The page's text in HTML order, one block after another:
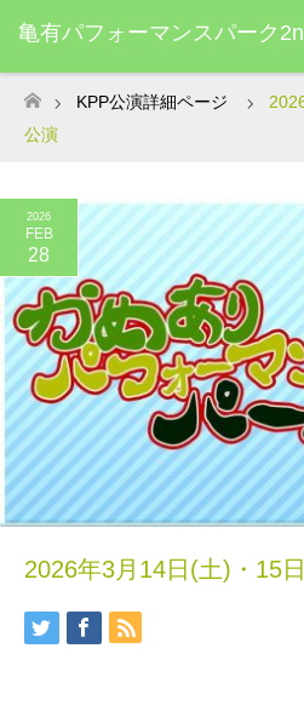
亀有パフォーマンスパーク
ホーム
KPP公演詳細ページ
公演
2026
FEB
28
2026年3月14日(土)・15